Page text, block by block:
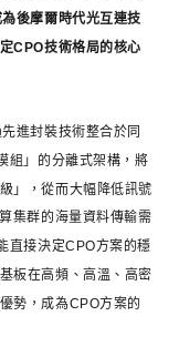
後摩爾時代光互連技
CPO技術格局的核心
進封裝技術整合於同
組」的分離式架構，將
」，從而大幅降低訊號
集群的海量資料傳輸需
直接決定CPO方案的穩
板在高頻、高溫、高密
勢，成為CPO方案的